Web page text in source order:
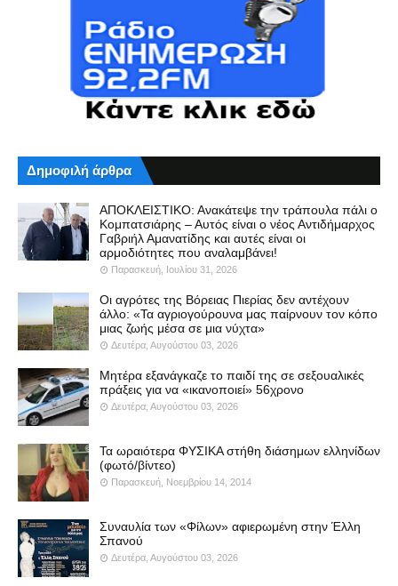
Δημοφιλή άρθρα
ΑΠΟΚΛΕΙΣΤΙΚΟ: Ανακάτεψε την τράπουλα πάλι ο
Κομπατσιάρης – Αυτός είναι ο νέος Αντιδήμαρχος
Γαβριήλ Αμανατίδης και αυτές είναι οι
αρμοδιότητες που αναλαμβάνει!
Παρασκευή, Ιουλίου 31, 2026
Οι αγρότες της Βόρειας Πιερίας δεν αντέχουν
άλλο: «Τα αγριογούρουνα μας παίρνουν τον κόπο
μιας ζωής μέσα σε μια νύχτα»
Δευτέρα, Αυγούστου 03, 2026
Μητέρα εξανάγκαζε το παιδί της σε σεξουαλικές
πράξεις για να «ικανοποιεί» 56χρονο
Δευτέρα, Αυγούστου 03, 2026
Τα ωραιότερα ΦΥΣΙΚΑ στήθη διάσημων ελληνίδων
(φωτό/βίντεο)
Παρασκευή, Νοεμβρίου 14, 2014
Συναυλία των «Φίλων» αφιερωμένη στην Έλλη
Σπανού
Δευτέρα, Αυγούστου 03, 2026